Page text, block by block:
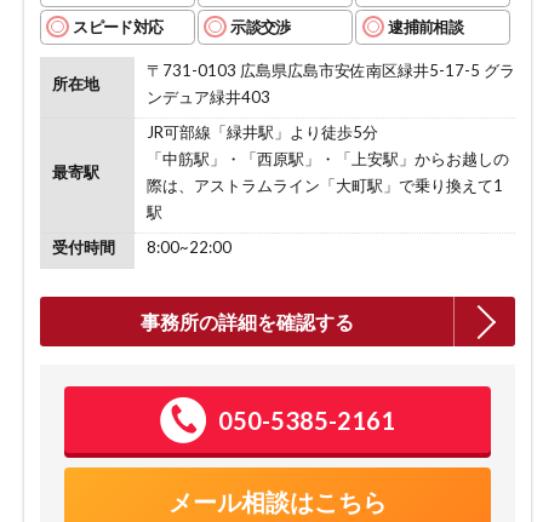
スピード対応 示談交渉 逮捕前相談
所在地
〒731-0103 広島県広島市安佐南区緑井5-17-5 グラ
ンデュア緑井403
最寄駅
JR可部線「緑井駅」より徒歩5分
「中筋駅」・「西原駅」・「上安駅」からお越しの
際は、アストラムライン「大町駅」で乗り換えて1
駅
受付時間
8:00~22:00
事務所の詳細を確認する
050-5385-2161
メール相談はこちら